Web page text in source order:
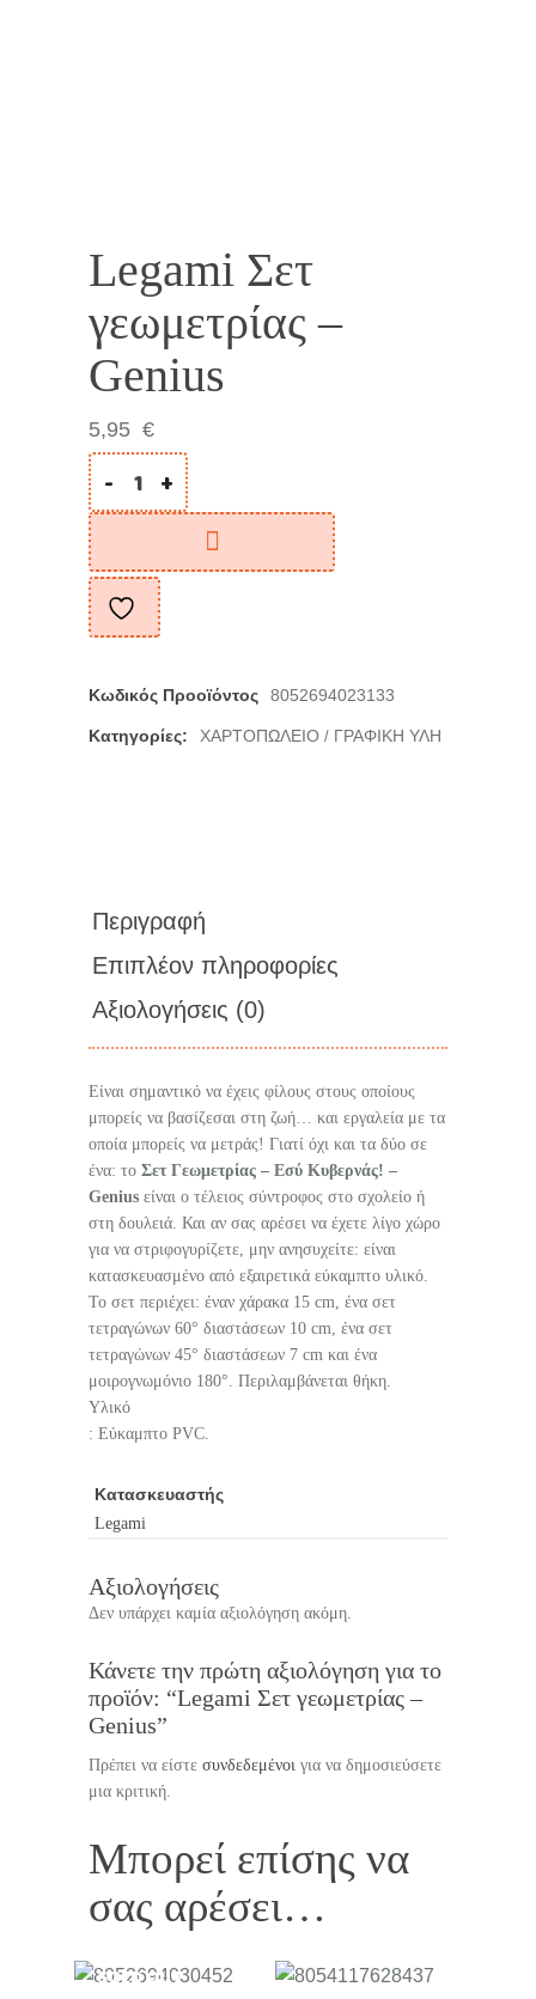
Legami Σετ
γεωμετρίας –
Genius
5,95 €
- +
Κωδικός Προοϊόντος 8052694023133
Κατηγορίες: ΧΑΡΤΟΠΩΛΕΙΟ / ΓΡΑΦΙΚΗ ΥΛΗ
Περιγραφή
Επιπλέον πληροφορίες
Αξιολογήσεις (0)
Είναι σημαντικό να έχεις φίλους στους οποίους
μπορείς να βασίζεσαι στη ζωή… και εργαλεία με τα
οποία μπορείς να μετράς! Γιατί όχι και τα δύο σε
ένα: το Σετ Γεωμετρίας – Εσύ Κυβερνάς! –
Genius είναι ο τέλειος σύντροφος στο σχολείο ή
στη δουλειά. Και αν σας αρέσει να έχετε λίγο χώρο
για να στριφογυρίζετε, μην ανησυχείτε: είναι
κατασκευασμένο από εξαιρετικά εύκαμπτο υλικό.
Το σετ περιέχει: έναν χάρακα 15 cm, ένα σετ
τετραγώνων 60° διαστάσεων 10 cm, ένα σετ
τετραγώνων 45° διαστάσεων 7 cm και ένα
μοιρογνωμόνιο 180°. Περιλαμβάνεται θήκη.
Υλικό
: Εύκαμπτο PVC.
Κατασκευαστής
Legami
Αξιολογήσεις
Δεν υπάρχει καμία αξιολόγηση ακόμη.
Κάνετε την πρώτη αξιολόγηση για το
προϊόν: “Legami Σετ γεωμετρίας –
Genius”
Πρέπει να είστε συνδεδεμένοι για να δημοσιεύσετε
μια κριτική.
Μπορεί επίσης να
σας αρέσει…
SOLD OUT